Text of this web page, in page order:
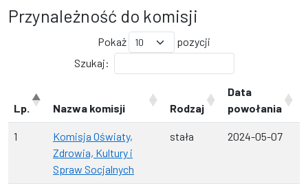
Przynależność do komisji
Pokaż
pozycji
Szukaj:
Lp. Nazwa komisji Rodzaj
Data
powołania
1
Komisja Oświaty,
Zdrowia, Kultury i
Spraw Socjalnych
stała 2024-05-07